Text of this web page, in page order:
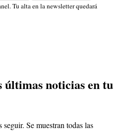
Tu alta en la newsletter quedará
noticias en tu
Se muestran todas las